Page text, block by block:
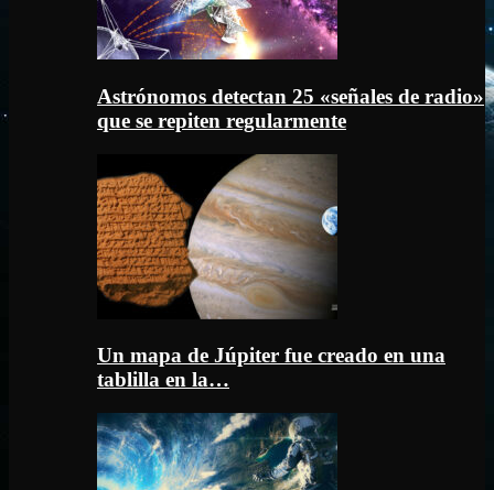
Astrónomos detectan 25 «señales de radio»
que se repiten regularmente
Un mapa de Júpiter fue creado en una
tablilla en la…